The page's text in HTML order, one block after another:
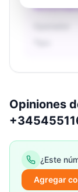
Opiniones
¿Este
Agregar